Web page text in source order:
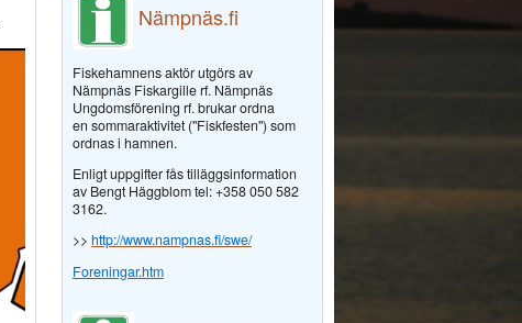
Nämpnäs.fi
Fiskehamnens aktör utgörs av
Nämpnäs Fiskargille rf. Nämpnäs
Ungdomsförening rf. brukar ordna
en sommaraktivitet ("Fiskfesten") som
ordnas i hamnen.
Enligt uppgifter fås tilläggsinformation
av Bengt Häggblom tel: +358 050 582
3162.
>> http://www.nampnas.fi/swe/
Foreningar.htm